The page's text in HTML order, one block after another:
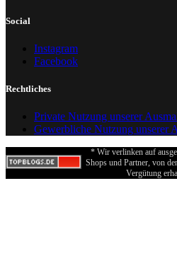
Social
Instagram
Facebook
Rechtliches
Private Nutzung unserer
Gewerbliche Nutzung unserer
* Wir verlinken auf
Shops und Partner, von
Vergütung